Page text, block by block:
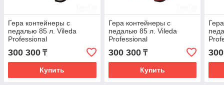
Гера контейнеры с
педалью 85 л. Vileda
Professional
300 300 ₸
Купить
Гера контейнеры с
педалью 85 л. Vileda
Professional
300 300₸
Купить